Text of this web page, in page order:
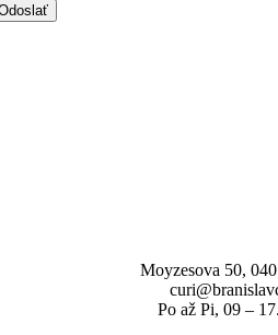
Moyzesova 50,
Po až Pi, 09 –